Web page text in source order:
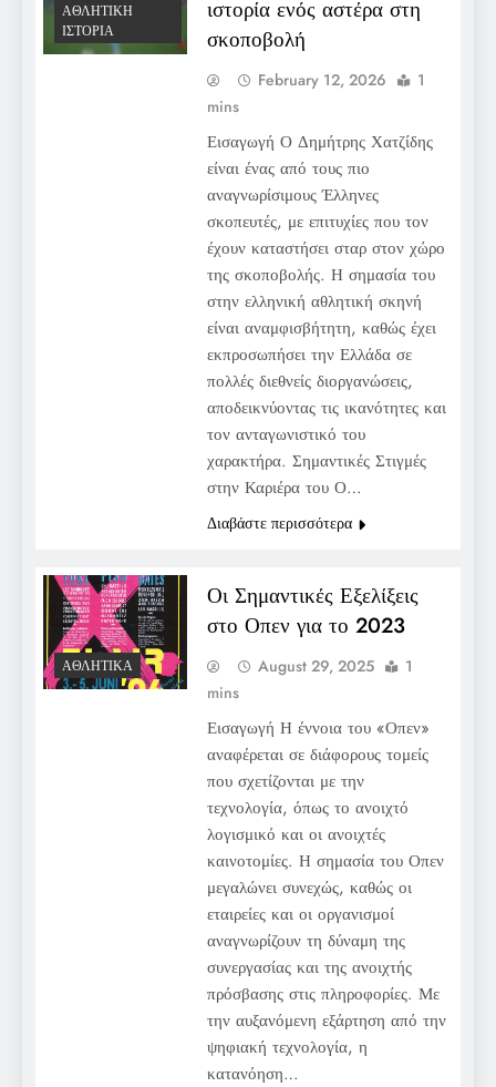
ΑΘΛΗΤΙΚΉ
ΙΣΤΟΡΊΑ
ιστορία ενός αστέρα στη
σκοποβολή
February 12, 2026
1
mins
Εισαγωγή Ο Δημήτρης Χατζίδης
είναι ένας από τους πιο
αναγνωρίσιμους Έλληνες
σκοπευτές, με επιτυχίες που τον
έχουν καταστήσει σταρ στον χώρο
της σκοποβολής. Η σημασία του
στην ελληνική αθλητική σκηνή
είναι αναμφισβήτητη, καθώς έχει
εκπροσωπήσει την Ελλάδα σε
πολλές διεθνείς διοργανώσεις,
αποδεικνύοντας τις ικανότητες και
τον ανταγωνιστικό του
χαρακτήρα. Σημαντικές Στιγμές
στην Καριέρα του Ο…
Διαβάστε περισσότερα
ΑΘΛΗΤΙΚΆ
Οι Σημαντικές Εξελίξεις
στο Οπεν για το 2023
August 29, 2025
1
mins
Εισαγωγή Η έννοια του «Οπεν»
αναφέρεται σε διάφορους τομείς
που σχετίζονται με την
τεχνολογία, όπως το ανοιχτό
λογισμικό και οι ανοιχτές
καινοτομίες. Η σημασία του Οπεν
μεγαλώνει συνεχώς, καθώς οι
εταιρείες και οι οργανισμοί
αναγνωρίζουν τη δύναμη της
συνεργασίας και της ανοιχτής
πρόσβασης στις πληροφορίες. Με
την αυξανόμενη εξάρτηση από την
ψηφιακή τεχνολογία, η
κατανόηση…